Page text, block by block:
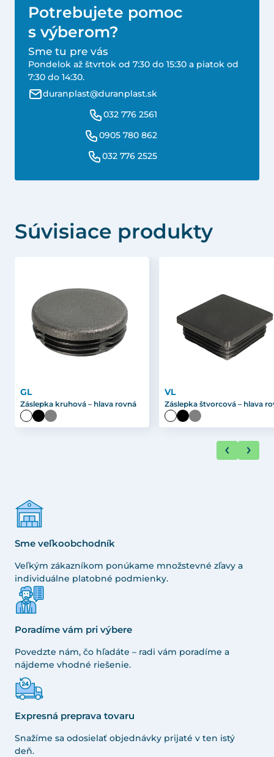
Potrebujete pomoc
s výberom?
Sme tu pre vás
Pondelok až štvrtok od 7:30 do 15:30 a piatok od
7:30 do 14:30.
duranplast@duranplast.sk
032 776 2561
0905 780 862
032 776 2525
Súvisiace produkty
GL
Záslepka kruhová – hlava rovná
VL
Záslepka štvorcová – hlava
Sme veľkoobchodník
Veľkým zákazníkom ponúkame množstevné zľavy a
individuálne platobné podmienky.
Poradíme vám pri výbere
Povedzte nám, čo hľadáte – radi vám poradíme a
nájdeme vhodné riešenie.
Expresná preprava tovaru
Snažíme sa odosielať objednávky prijaté v ten istý
deň.